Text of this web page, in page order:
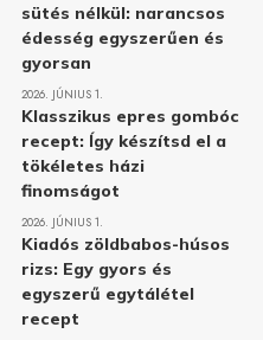
sütés nélkül: narancsos
édesség egyszerűen és
gyorsan
2026. JÚNIUS 1.
Klasszikus epres gombóc
recept: Így készítsd el a
tökéletes házi
finomságot
2026. JÚNIUS 1.
Kiadós zöldbabos-húsos
rizs: Egy gyors és
egyszerű egytálétel
recept